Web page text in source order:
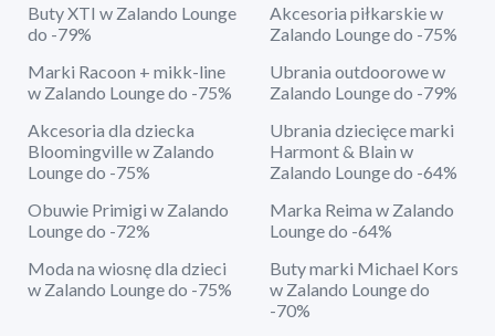
Buty XTI w Zalando Lounge
do -79%
Akcesoria piłkarskie w
Zalando Lounge do -75%
Marki Racoon + mikk-line
w Zalando Lounge do -75%
Ubrania outdoorowe w
Zalando Lounge do -79%
Akcesoria dla dziecka
Bloomingville w Zalando
Lounge do -75%
Ubrania dziecięce marki
Harmont & Blain w
Zalando Lounge do -64%
Obuwie Primigi w Zalando
Lounge do -72%
Marka Reima w Zalando
Lounge do -64%
Moda na wiosnę dla dzieci
w Zalando Lounge do -75%
Buty marki Michael Kors
w Zalando Lounge do
-70%